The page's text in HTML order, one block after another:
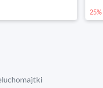
25%